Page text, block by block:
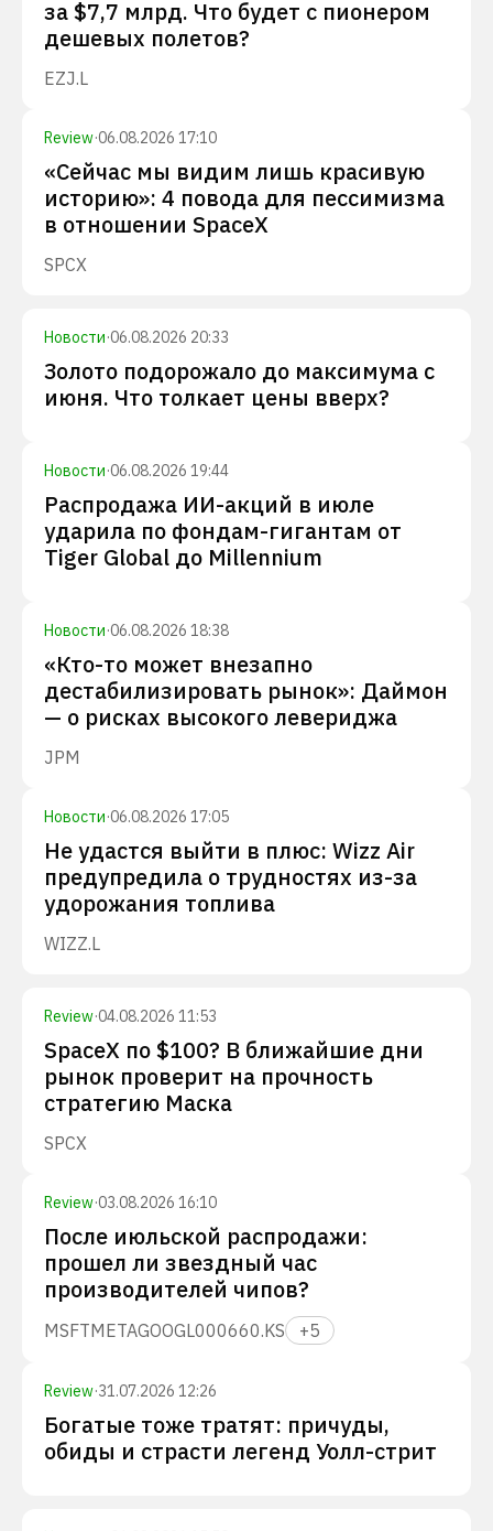
за $7,7 млрд. Что будет с пионером
дешевых полетов?
EZJ.L
Review·06.08.2026 17:10
«Сейчас мы видим лишь красивую
историю»: 4 повода для пессимизма
в отношении SpaceX
SPCX
Новости·06.08.2026 20:33
Золото подорожало до максимума с
июня. Что толкает цены вверх?
Новости·06.08.2026 19:44
Распродажа ИИ-акций в июле
ударила по фондам-гигантам от
Tiger Global до Millennium
Новости·06.08.2026 18:38
«Кто-то может внезапно
дестабилизировать рынок»: Даймон
— о рисках высокого левериджа
JPM
Новости·06.08.2026 17:05
Не удастся выйти в плюс: Wizz Air
предупредила о трудностях из-за
удорожания топлива
WIZZ.L
Review·04.08.2026 11:53
SpaceX по $100? В ближайшие дни
рынок проверит на прочность
стратегию Маска
SPCX
Review·03.08.2026 16:10
После июльской распродажи:
прошел ли звездный час
производителей чипов?
MSFTMETAGOOGL000660.KS +5
Review·31.07.2026 12:26
Богатые тоже тратят: причуды,
обиды и страсти легенд Уолл-стрит